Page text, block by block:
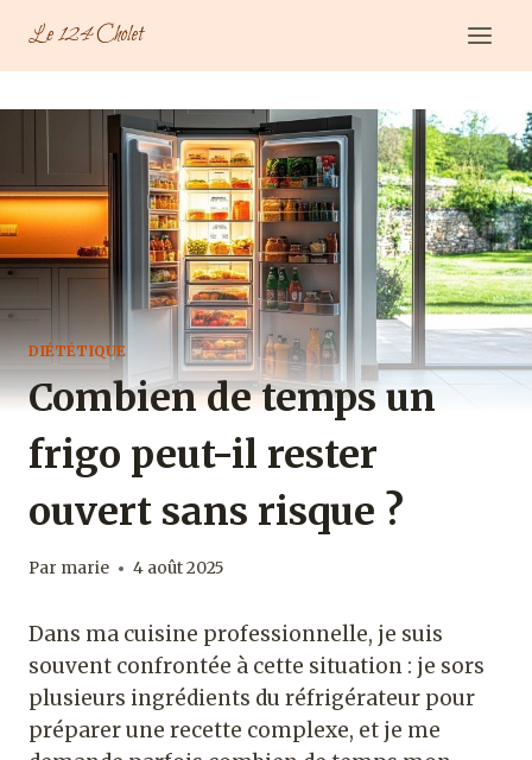
contenu
Le 124 Cholet
DIÉTÉTIQUE
Combien de temps un
frigo peut-il rester
ouvert​ sans risque ?
Par marie 4 août 2025
Dans ma cuisine professionnelle, je suis
souvent confrontée à cette situation : je sors
plusieurs ingrédients du réfrigérateur pour
préparer une recette complexe, et je me